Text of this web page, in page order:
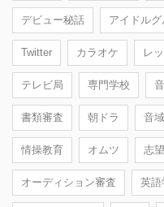
デビュー秘話 アイドル
Twitter カラオケ レ
テレビ局 専門学校
書類審査 朝ドラ 音域
情操教育 オムツ 志
オーディション審査 英語